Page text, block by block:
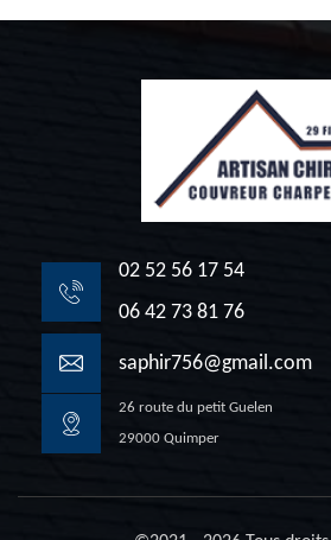
02 52 56 17 54
06 42 73 81 76
saphir756@gmail.com
26 route du petit Guelen
29000 Quimper